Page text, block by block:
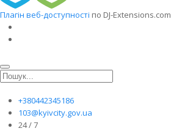
Плагін веб-доступності по DJ-Extensions.com
+380442345186
103@kyivcity.gov.ua
24 / 7